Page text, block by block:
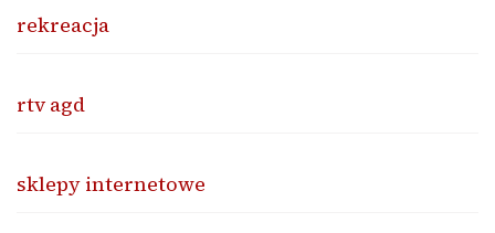
rekreacja
rtv agd
sklepy internetowe